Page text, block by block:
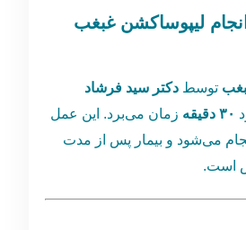
لیپوساکشن غبغب
توسطدکتر سید فرشاد
۳۰ دقیقه
زمان می‌برد. این عمل
می‌شود و بیمار پس از مدت
است.